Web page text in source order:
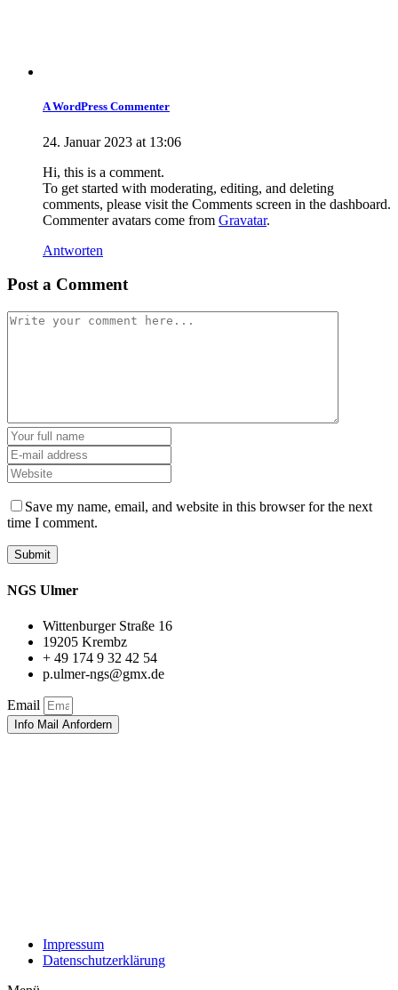
A WordPress Commenter
24. Januar 2023 at 13:06
Hi, this is a comment.
To get started with moderating, editing, and deleting
comments, please visit the Comments screen in the dashboard.
Commenter avatars come from Gravatar.
Antworten
Post a Comment
Save my name, email, and website in this browser for the next
time I comment.
Submit
NGS Ulmer
Wittenburger Straße 16
19205 Krembz
+ 49 174 9 32 42 54
p.ulmer-ngs@gmx.de
Email
Info Mail Anfordern
Impressum
Datenschutzerklärung